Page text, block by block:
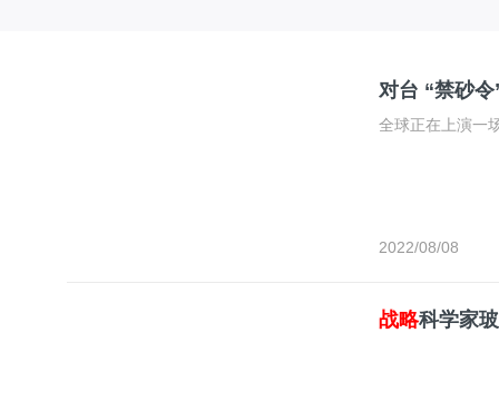
对台 “禁砂
全球正在上演一
2022/08/08
战略科学家